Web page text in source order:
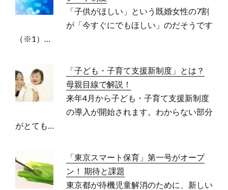
「子供がほしい」という既婚女性の7割
が「今すぐにでもほしい」のだそうです
（※1）…
「子ども・子育て支援新制度」とは？
母親目線で解説！
来年4月から子ども・子育て支援新制度
の導入が開始されます。わからない部分
がとても…
「東京スマート保育」第一号がオープ
ン！ 期待と課題
東京都が待機児童解消のために、新しい